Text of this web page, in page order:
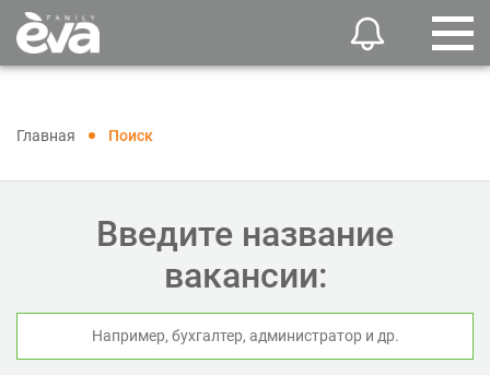
Главная Поиск
Введите название
вакансии: